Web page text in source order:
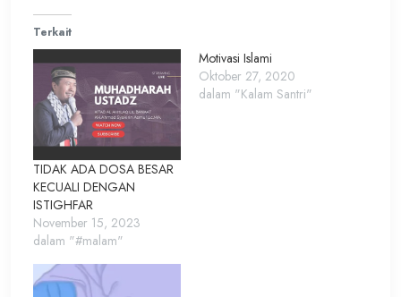
Terkait
TIDAK ADA DOSA BESAR
KECUALI DENGAN
ISTIGHFAR
November 15, 2023
dalam "#malam"
Motivasi Islami
Oktober 27, 2020
dalam "Kalam Santri"